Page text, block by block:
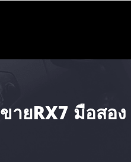
ขายRX7 มือสอ